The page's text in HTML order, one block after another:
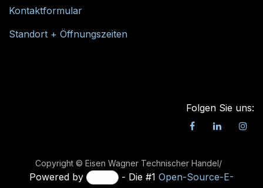
Kontaktformular
Standort + Öffnungszeiten
Folgen Sie uns:
Copyright © Eisen Wagner Technischer Handel/
Powered by - Die #1 Open-Source-E-